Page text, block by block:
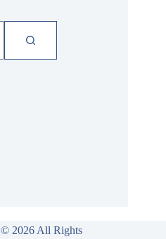
© 2026 All Rights